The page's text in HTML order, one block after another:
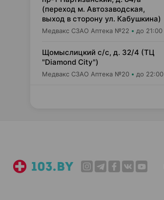
(переход м. Автозаводская,
выход в сторону ул. Кабушкина)
Медвакс СЗАО Аптека №22 до 21:00
Щомыслицкий с/с, д. 32/4 (ТЦ
"Diamond City")
Медвакс СЗАО Аптека №20 до 22:00